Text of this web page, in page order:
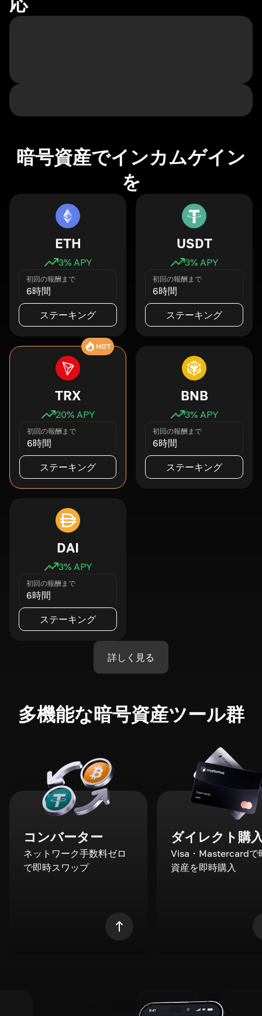
暗号資産でインカムゲイン
を
ETH
3% APY
初回の報酬まで
6時間
ステーキング
USDT
3% APY
初回の報酬まで
6時間
ステーキング
HOT
TRX
20% APY
初回の報酬まで
6時間
ステーキング
BNB
3% APY
初回の報酬まで
6時間
ステーキング
DAI
3% APY
初回の報酬まで
6時間
ステーキング
詳しく見る
多機能な暗号資産ツール群
コンバーター
ネットワーク手数料ゼロ
で即時スワップ
ダイレクト購
Visa・Mastercardで
資産を即時購入